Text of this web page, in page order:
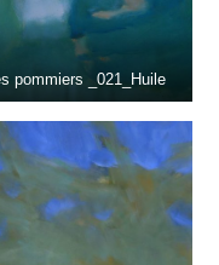
pommiers _021_Huile